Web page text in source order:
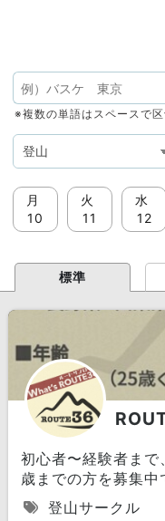
※複数の単語はスペースで
月
10
火
11
水
12
標準
初心者〜経験者ま
歳までの方を募集中
登山サークル